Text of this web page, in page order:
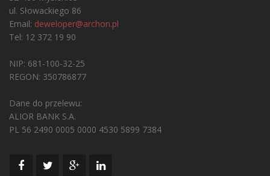
ul. Słowackiego 86
Email: deweloper@archon.pl
Tel: 12 372 19 90
NIP: 681-100-32-25
REGON: 350786877
Dane do przelewu:
ALIOR BANK S.A.
PL 56 2490 0005 0000 4530 5899 7384